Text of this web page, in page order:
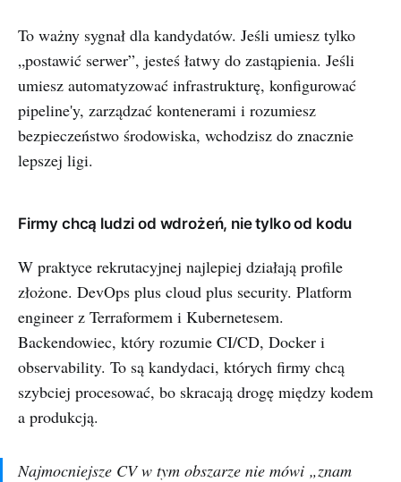
To ważny sygnał dla kandydatów. Jeśli umiesz tylko
„postawić serwer”, jesteś łatwy do zastąpienia. Jeśli
umiesz automatyzować infrastrukturę, konfigurować
pipeline'y, zarządzać kontenerami i rozumiesz
bezpieczeństwo środowiska, wchodzisz do znacznie
lepszej ligi.
Firmy chcą ludzi od wdrożeń, nie tylko od kodu
W praktyce rekrutacyjnej najlepiej działają profile
złożone. DevOps plus cloud plus security. Platform
engineer z Terraformem i Kubernetesem.
Backendowiec, który rozumie CI/CD, Docker i
observability. To są kandydaci, których firmy chcą
szybciej procesować, bo skracają drogę między kodem
a produkcją.
Najmocniejsze CV w tym obszarze nie mówi „znam